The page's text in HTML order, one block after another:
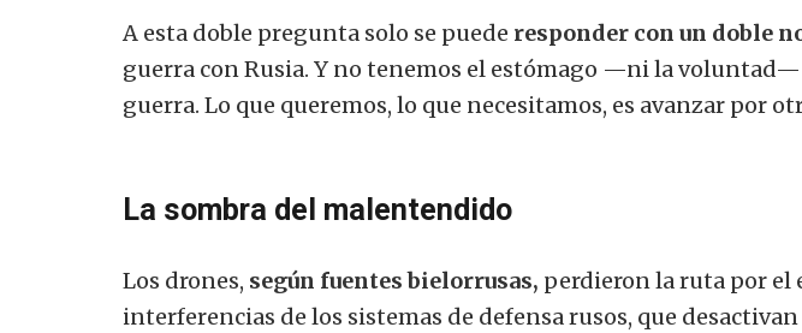
A esta doble pregunta solo se puede responder con un doble
guerra con Rusia. Y no tenemos el estómago —ni la
guerra. Lo que queremos, lo que necesitamos, es avanzar por
La sombra del malentendido
Los drones, según fuentes bielorrusas, perdieron la ruta por el
interferencias de los sistemas de defensa rusos, que desactivan